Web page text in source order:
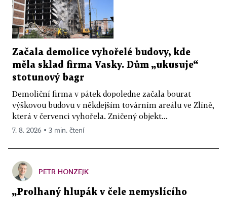
Začala demolice vyhořelé budovy, kde
měla sklad firma Vasky. Dům „ukusuje“
stotunový bagr
Demoliční firma v pátek dopoledne začala bourat
výškovou budovu v někdejším továrním areálu ve Zlíně,
která v červenci vyhořela. Zničený objekt...
7. 8. 2026 ▪ 3 min. čtení
PETR HONZEJK
„Prolhaný hlupák v čele nemyslícího